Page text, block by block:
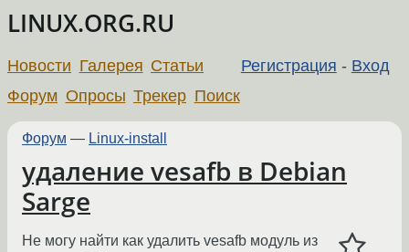
LINUX.ORG.RU
Регистрация - Вход
Новости Галерея Статьи
Форум Опросы Трекер Поиск
Форум — Linux-install
удаление vesafb в Debian
Sarge
Не могу найти как удалить vesafb модуль из